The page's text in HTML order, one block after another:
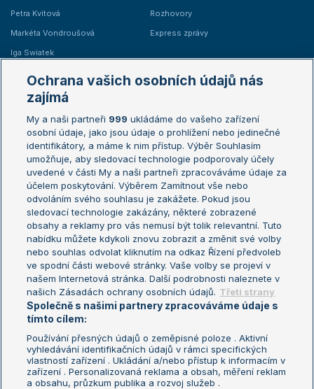
Petra Kvitová
Markéta Vondroušová
Iga Swiatek
Rozhovory
Express zprávy
Žebříčky
Žebříček ATP (muži)
Žebříček WTA (ženy)
Sázkařský žebříček
Australian Open
French Open
Wimbledon
US Open
Turnaj mistrů
Turnaj mistryň
Aktualní trendy
Fotbalové přestupy
Livesport Daily
LS Prague Open
Podmínky užití
Nastavení soukromí
GDPR a žurnalistika
Reklama
Ochrana vašich osobních údajů nás
zajímá
My a naši partneři 999 ukládáme do vašeho zařízení
osobní údaje, jako jsou údaje o prohlížení nebo jedinečné
identifikátory, a máme k nim přístup. Výběr Souhlasím
umožňuje, aby sledovací technologie podporovaly účely
uvedené v části My a naši partneři zpracováváme údaje za
účelem poskytování. Výběrem Zamítnout vše nebo
odvoláním svého souhlasu je zakážete. Pokud jsou
sledovací technologie zakázány, některé zobrazené
obsahy a reklamy pro vás nemusí být tolik relevantní. Tuto
nabídku můžete kdykoli znovu zobrazit a změnit své volby
nebo souhlas odvolat kliknutím na odkaz Řízení předvoleb
ve spodní části webové stránky. Vaše volby se projeví v
našem Internetová stránka. Další podrobnosti naleznete v
našich Zásadách ochrany osobních údajů. Třetí strany
Společně s našimi partnery zpracováváme údaje s
tímto cílem:
Používání přesných údajů o zeměpisné poloze . Aktivní
vyhledávání identifikačních údajů v rámci specifických
vlastností zařízení . Ukládání a/nebo přístup k informacím v
zařízení . Personalizovaná reklama a obsah, měření reklam
a obsahu, průzkum publika a rozvoj služeb .